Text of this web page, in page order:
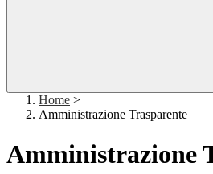
Home >
Amministrazione Trasparente
Amministrazione